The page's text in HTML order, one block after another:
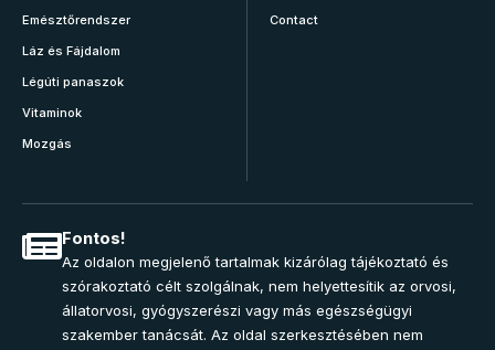
Emésztőrendszer
Láz és Fájdalom
Légúti panaszok
Vitaminok
Mozgás
Contact
Fontos!
Az oldalon megjelenő tartalmak kizárólag tájékoztató és
szórakoztató célt szolgálnak, nem helyettesítik az orvosi,
állatorvosi, gyógyszerészi vagy más egészségügyi
szakember tanácsát. Az oldal szerkesztésében nem